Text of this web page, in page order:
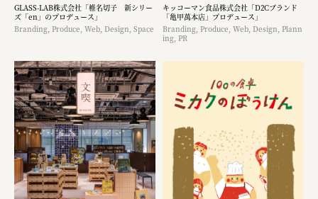
GLASS-LAB株式会社「椎名切子 新シリー
ズ「en」のプロデュース」
Branding, Produce, Web, Design, Space
キッコーマン食品株式会社「D2Cブランド
「亀甲萬本店」プロデュース」
Branding, Produce, Web, Design, Plann
ing, PR